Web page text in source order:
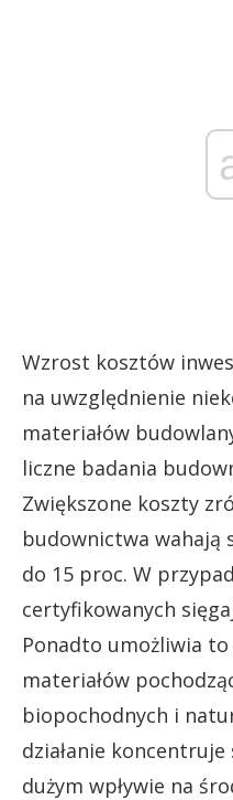
Wzrost kosztów
na uwzględnienie
materiałów
liczne badania
Zwiększone koszty
budownictwa wahają
do 15 proc. W
certyfikowanych
Ponadto umożliwia
materiałów
biopochodnych i
działanie
dużym wpływie na